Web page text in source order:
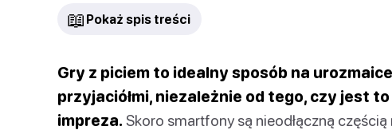
📖 Pokaż spis treści
Gry z piciem to idealny sposób na
przyjaciółmi, niezależnie od tego, czy jest
impreza. Skoro smartfony są nieodłączną